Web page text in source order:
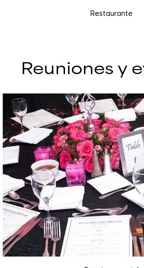
Restaurante
Reuniones y